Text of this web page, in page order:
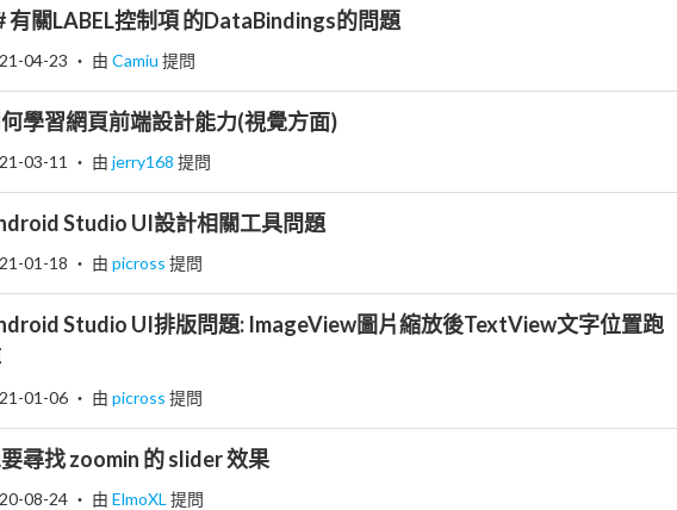
有關LABEL控制項 的DataBindings的問題
04-23 ‧ 由 Camiu 提問
學習網頁前端設計能力(視覺方面)
03-11 ‧ 由 jerry168 提問
Studio UI設計相關工具問題
01-18 ‧ 由 picross 提問
Studio UI排版問題: ImageView圖片縮放後TextView文字位置跑
01-06 ‧ 由 picross 提問
尋找 zoomin 的 slider 效果
08-24 ‧ 由 ElmoXL 提問